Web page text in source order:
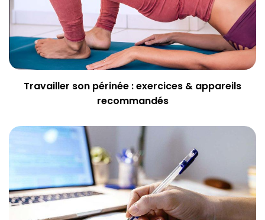
Travailler son périnée : exercices & appareils
recommandés